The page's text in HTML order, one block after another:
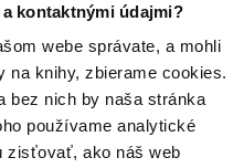
kontaktnými údajmi?
webe správate, a mohli
na knihy, zbierame cookies.
bez nich by naša stránka
používame analytické
zisťovať, ako náš web
pre predškolákov182
pre fyzické osoby 127
pre najmenších112
pre cudzincov
pre cestovateľov85
prvákov52
trénerov51